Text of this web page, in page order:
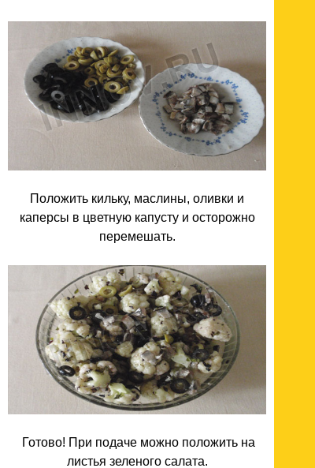
Положить кильку, маслины, оливки и
каперсы в цветную капусту и осторожно
перемешать.
Готово! При подаче можно положить на
листья зеленого салата.